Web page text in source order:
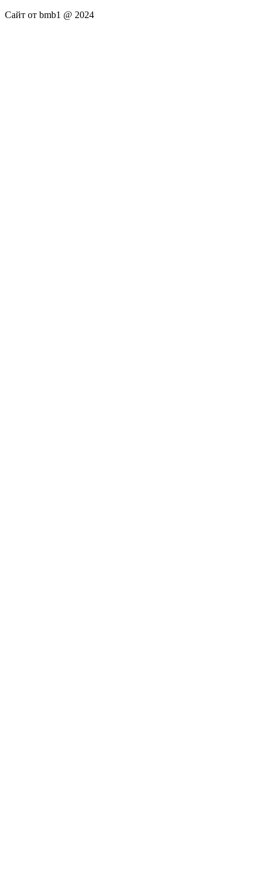
Сайт от bmb1 @ 2024